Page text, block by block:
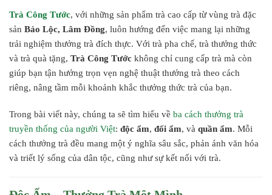
Trà Công Tước, với những sản phẩm trà cao cấp từ vùng trà đặc
sản Bảo Lộc, Lâm Đồng, luôn hướng đến việc mang lại những
trải nghiệm thưởng trà đích thực. Với trà pha chế, trà thưởng thức
và trà quà tặng, Trà Công Tước không chỉ cung cấp trà mà còn
giúp bạn tận hưởng trọn vẹn nghệ thuật thưởng trà theo cách
riêng, nâng tầm mỗi khoảnh khắc thưởng thức trà của bạn.
Trong bài viết này, chúng ta sẽ tìm hiểu về ba cách thưởng trà
truyền thống của người Việt: độc ẩm, đối ẩm, và quần ẩm. Mỗi
cách thưởng trà đều mang một ý nghĩa sâu sắc, phản ánh văn hóa
và triết lý sống của dân tộc, cũng như sự kết nối với trà.